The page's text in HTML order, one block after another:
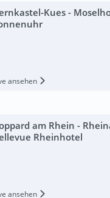
Kues -
ansehen
am Rhein -
Rheinhotel
ansehen